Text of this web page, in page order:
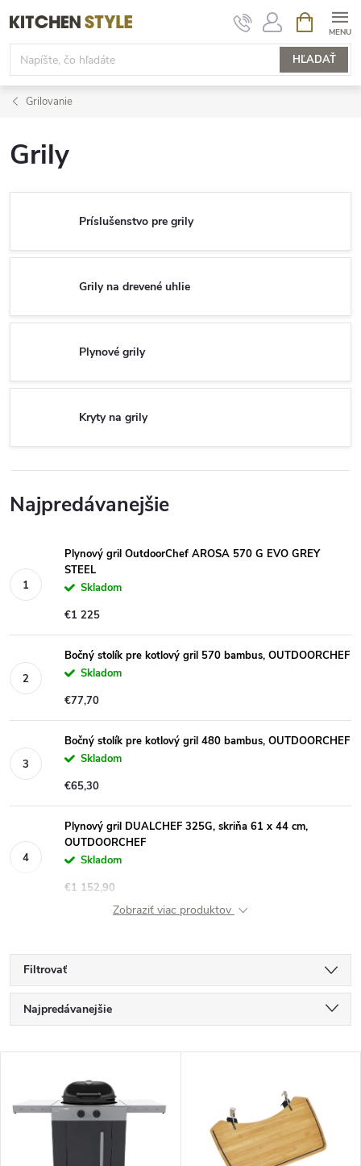
na
obsah
HĽADAŤ
KOŠÍK
Grilovanie
Grily
Príslušenstvo pre grily
Grily na drevené uhlie
Plynové grily
Kryty na grily
Najpredávanejšie
Plynový gril OutdoorChef AROSA 570 G EVO GREY
STEEL
Skladom
€1 225
Bočný stolík pre kotlový gril 570 bambus, OUTDOORCHEF
Skladom
€77,70
Bočný stolík pre kotlový gril 480 bambus, OUTDOORCHEF
Skladom
€65,30
Plynový gril DUALCHEF 325G, skriňa 61 x 44 cm,
OUTDOORCHEF
Skladom
€1 152,90
Zobraziť viac produktov
Filtrovať
R
a
Najpredávanejšie
Abecedne
ý